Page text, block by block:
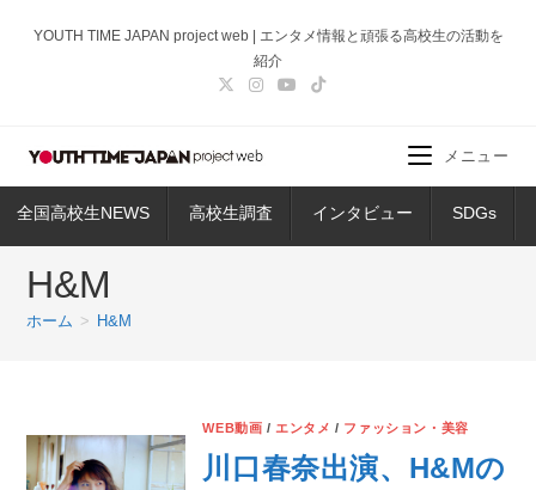
ス
ッ
YOUTH TIME JAPAN project web | エンタメ情報と頑張る高校生の活動を
紹介
全国高校生NEWS 高校生調査 インタビュー SDGs
メニュー
H&M
ホーム > H&M
WEB動画 / エンタメ / ファッション・美容
川口春奈出演、H&Mの